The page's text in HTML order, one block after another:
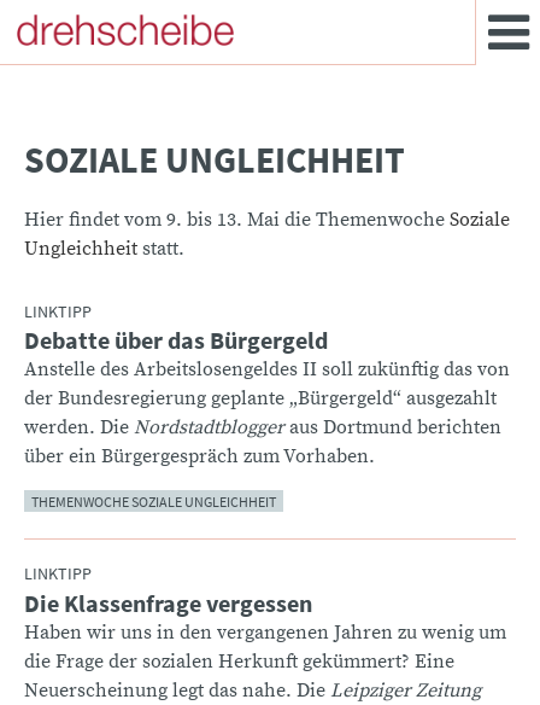
SOZIALE UNGLEICHHEIT
Hier findet vom 9. bis 13. Mai die Themenwoche Soziale
Ungleichheit statt.
LINKTIPP
:Debatte über das Bürgergeld
Anstelle des Arbeitslosengeldes II soll zukünftig das von
der Bundesregierung geplante „Bürgergeld“ ausgezahlt
werden. Die Nordstadtbloggeraus Dortmund berichten
über ein Bürgergespräch zum Vorhaben.
THEMENWOCHE SOZIALE UNGLEICHHEIT
LINKTIPP
:Die Klassenfrage vergessen
Haben wir uns in den vergangenen Jahren zu wenig um
die Frage der sozialen Herkunft gekümmert? Eine
Neuerscheinung legt das nahe. Die Leipziger Zeitung